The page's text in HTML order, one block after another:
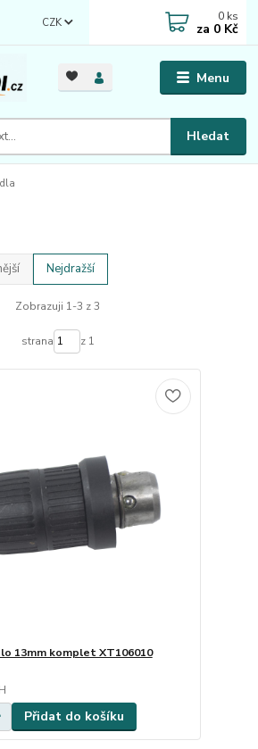
Menu
CZK
Hledat
0 ks
za 0 Kč
Nejdražší
Zobrazuji 1-3 z 3
strana z 1
13mm komplet XT106010
Přidat do košíku